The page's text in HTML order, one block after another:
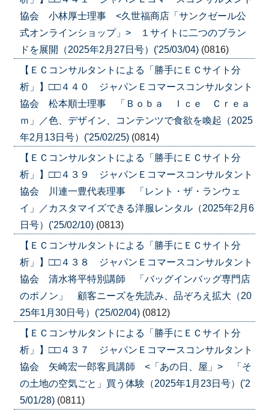
協会 小林厚士理事 <久世福商店「サンクゼール公
式オンラインショップ」> １サイトに二つのブラン
ドを展開（2025年2月27日号）('25/03/04) (0816)
【ＥＣコンサルタントによる「勝手にＥＣサイト分
析」】□□４４０ ジャパンＥコマースコンサルタント
協会 松本順士理事 「Ｂｏｂａ Ｉｃｅ Ｃｒｅａ
ｍ」／色、デザイン、コンテンツで食欲を喚起（2025
年2月13日号）('25/02/25) (0814)
【ＥＣコンサルタントによる「勝手にＥＣサイト分
析」】□□４３９ ジャパンＥコマースコンサルタント
協会 川連一豊代表理事 「レント・ザ・ランウェ
イ」／カスタマイズできる洋服レンタル（2025年2月6
日号）('25/02/10) (0813)
【ＥＣコンサルタントによる「勝手にＥＣサイト分
析」】□□４３８ ジャパンＥコマースコンサルタント
協会 清水将平特別講師 「バッグインバッグ専門店
のポノン」 顧客ニーズを先読み、品ぞろえ拡大（20
25年1月30日号）('25/02/04) (0812)
【ＥＣコンサルタントによる「勝手にＥＣサイト分
析」】□□４３７ ジャパンＥコマースコンサルタント
協会 矢崎宏一郎客員講師 <「あの日、屋」> 「そ
の土地の空気ごと」買う体験（2025年1月23日号）('2
5/01/28) (0811)